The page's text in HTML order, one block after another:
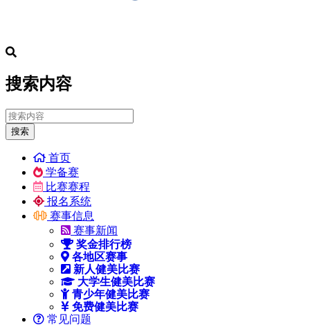
搜索内容
搜索
首页
学备赛
比赛赛程
报名系统
赛事信息
赛事新闻
奖金排行榜
各地区赛事
新人健美比赛
大学生健美比赛
青少年健美比赛
免费健美比赛
常见问题